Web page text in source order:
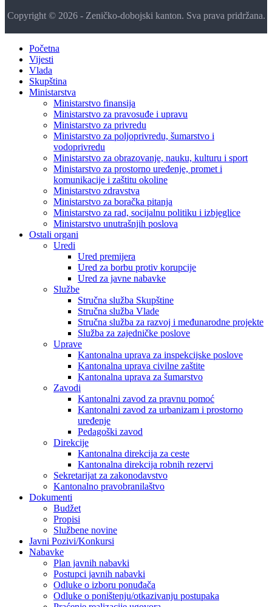
Copyright © 2026 - Zeničko-dobojski kanton. Sva prava pridržana.
Početna
Vijesti
Vlada
Skupština
Ministarstva
Ministarstvo finansija
Ministarstvo za pravosuđe i upravu
Ministarstvo za privredu
Ministarstvo za poljoprivredu, šumarstvo i
vodoprivredu
Ministarstvo za obrazovanje, nauku, kulturu i sport
Ministarstvo za prostorno uređenje, promet i
komunikacije i zaštitu okoline
Ministarstvo zdravstva
Ministarstvo za boračka pitanja
Ministarstvo za rad, socijalnu politiku i izbjeglice
Ministarstvo unutrašnjih poslova
Ostali organi
Uredi
Ured premijera
Ured za borbu protiv korupcije
Ured za javne nabavke
Službe
Stručna služba Skupštine
Stručna služba Vlade
Stručna služba za razvoj i međunarodne projekte
Služba za zajedničke poslove
Uprave
Kantonalna uprava za inspekcijske poslove
Kantonalna uprava civilne zaštite
Kantonalna uprava za šumarstvo
Zavodi
Kantonalni zavod za pravnu pomoć
Kantonalni zavod za urbanizam i prostorno
uređenje
Pedagoški zavod
Direkcije
Kantonalna direkcija za ceste
Kantonalna direkcija robnih rezervi
Sekretarijat za zakonodavstvo
Kantonalno pravobranilaštvo
Dokumenti
Budžet
Propisi
Službene novine
Javni Pozivi/Konkursi
Nabavke
Plan javnih nabavki
Postupci javnih nabavki
Odluke o izboru ponuđača
Odluke o poništenju/otkazivanju postupaka